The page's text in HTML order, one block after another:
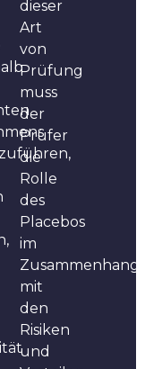
dieser
Art
von
Prüfung
muss
der
Prüfer
die
Rolle
des
Placebos
im
Zusammenhang
mit
den
Risiken
und